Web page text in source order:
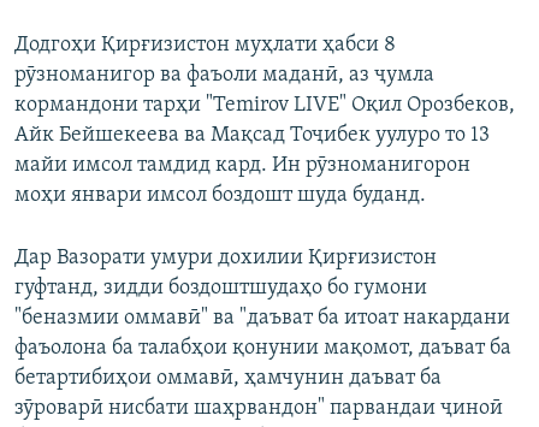
Додгоҳи Қирғизистон муҳлати ҳабси 8
рӯзноманигор ва фаъоли маданӣ, аз ҷумла
кормандони тарҳи "Temirov LIVE" Оқил Орозбеков,
Айк Бейшекеева ва Мақсад Тоҷибек уулуро то 13
майи имсол тамдид кард. Ин рӯзноманигорон
моҳи январи имсол боздошт шуда буданд.
Дар Вазорати умури дохилии Қирғизистон
гуфтанд, зидди боздоштшудаҳо бо гумони
"беназмии оммавӣ" ва "даъват ба итоат накардани
фаъолона ба талабҳои қонунии мақомот, даъват ба
бетартибиҳои оммавӣ, ҳамчунин даъват ба
зӯроварӣ нисбати шаҳрвандон" парвандаи ҷиноӣ